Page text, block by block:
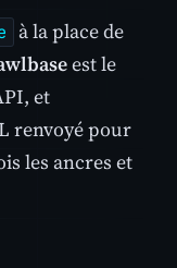
à la place de
est le
et
renvoyé pour
les ancres et